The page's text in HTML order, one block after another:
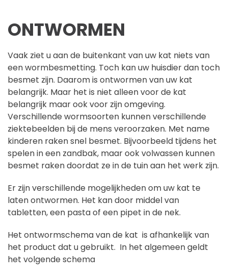
ONTWORMEN
Vaak ziet u aan de buitenkant van uw kat niets van
een wormbesmetting. Toch kan uw huisdier dan toch
besmet zijn. Daarom is ontwormen van uw kat
belangrijk. Maar het is niet alleen voor de kat
belangrijk maar ook voor zijn omgeving.
Verschillende wormsoorten kunnen verschillende
ziektebeelden bij de mens veroorzaken. Met name
kinderen raken snel besmet. Bijvoorbeeld tijdens het
spelen in een zandbak, maar ook volwassen kunnen
besmet raken doordat ze in de tuin aan het werk zijn.
Er zijn verschillende mogelijkheden om uw kat te
laten ontwormen. Het kan door middel van
tabletten, een pasta of een pipet in de nek.
Het ontwormschema van de kat is afhankelijk van
het product dat u gebruikt. In het algemeen geldt
het volgende schema